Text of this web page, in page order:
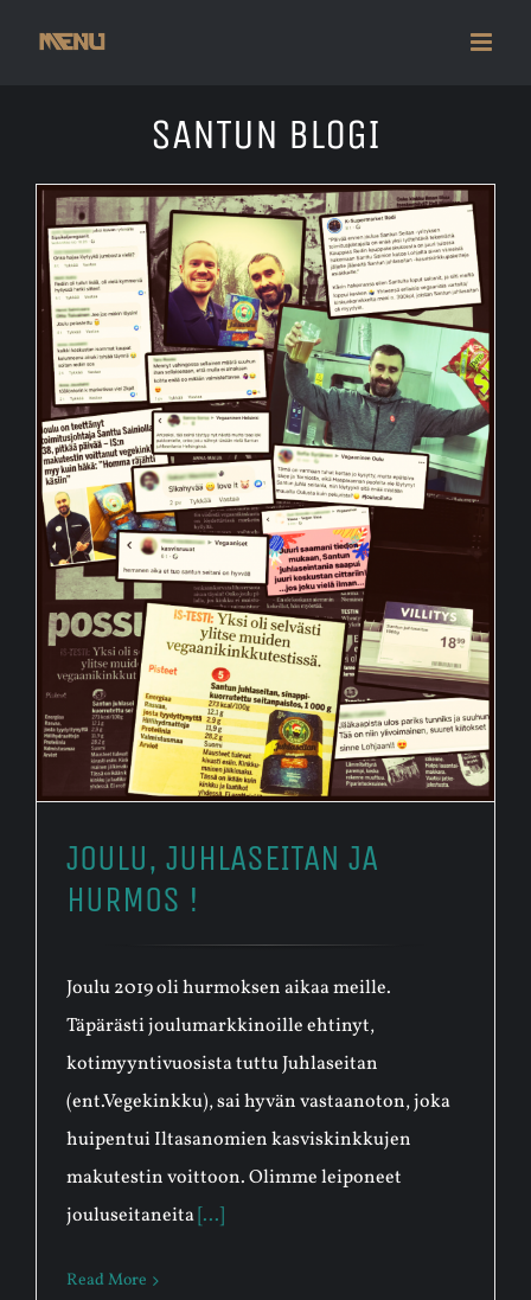
SANTUN BLOGI
JOULU, JUHLASEITAN JA
HURMOS !
Joulu 2019 oli hurmoksen aikaa meille.
Täpärästi joulumarkkinoille ehtinyt,
kotimyyntivuosista tuttu Juhlaseitan
(ent.Vegekinkku), sai hyvän vastaanoton, joka
huipentui Iltasanomien kasviskinkkujen
makutestin voittoon. Olimme leiponeet
jouluseitaneita [...]
Read More